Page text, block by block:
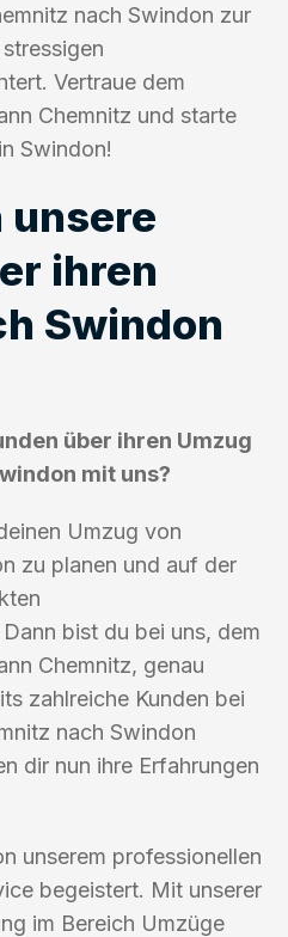
nach Swindon zur
Vertraue dem
Chemnitz und starte
Swindon!
unsere
ihren
Swindon
über ihren Umzug
mit uns?
Umzug von
zu planen und auf der
bist du bei uns, dem
Chemnitz, genau
zahlreiche Kunden bei
nach Swindon
dir nun ihre Erfahrungen
unserem professionellen
begeistert. Mit unserer
im Bereich Umzüge